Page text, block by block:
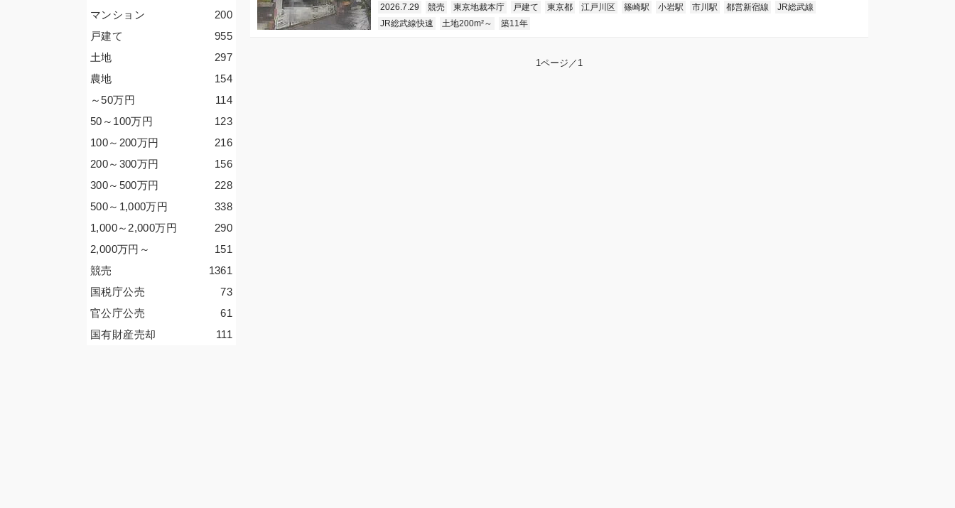
2026.7.29 競売 東京地裁本庁 戸建て 東京都 江戸川区 篠崎駅 小岩駅 市川駅 都営新宿線
JR総武線
JR総武線快速
土地200m²～ 築11年
1ページ／1
200
マンション
955
戸建て
297
土地
154
農地
114
～50万円
123
50～100万円
216
100～200万円
156
200～300万円
228
300～500万円
338
500～1,000万円
290
1,000～2,000万円
151
2,000万円 ～
1361
競売
73
国税庁公売
61
官公庁公売
111
国有財産売却